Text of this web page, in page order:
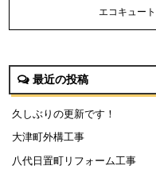
エコキュー
最近の投稿
久しぶりの更新です！
大津町外構工事
八代日置町リフォーム工事